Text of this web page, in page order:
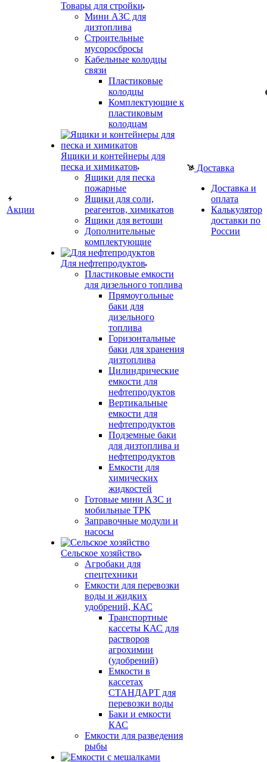
Акции
Товары для стройки
Мини АЗС для
дизтоплива
Строительные
мусоросбросы
Кабельные колодцы
связи
Пластиковые
колодцы
Комплектующие к
пластиковым
колодцам
Ящики и контейнеры для
песка и химикатов
Ящики для песка
пожарные
Ящики для соли,
реагентов, химикатов
Ящики для ветоши
Дополнительные
комплектующие
Для нефтепродуктов
Пластиковые емкости
для дизельного топлива
Прямоугольные
баки для
дизельного
топлива
Горизонтальные
баки для хранения
дизтоплива
Цилиндрические
емкости для
нефтепродуктов
Вертикальные
емкости для
нефтепродуктов
Подземные баки
для дизтоплива и
нефтепродуктов
Емкости для
химических
жидкостей
Готовые мини АЗС и
мобильные ТРК
Заправочные модули и
насосы
Сельское хозяйство
Агробаки для
спецтехники
Емкости для перевозки
воды и жидких
удобрений, КАС
Транспортные
кассеты КАС для
растворов
агрохимии
(удобрений)
Емкости в
кассетах
СТАНДАРТ для
перевозки воды
Баки и емкости
КАС
Емкости для разведения
рыбы
Доставка
Доставка и
оплата
Калькулятор
доставки по
России